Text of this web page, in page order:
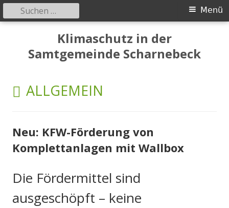
Klimaschutz in der
Samtgemeinde Scharnebeck
Primäres
Menü
KATEGORIE:
ALLGEMEIN
Neu: KFW-Förderung von
Komplettanlagen mit Wallbox
Die Fördermittel sind
ausgeschöpft – keine